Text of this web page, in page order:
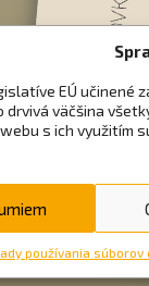
EÚ učinené
drvivá väčšina
s ich využitím
používania súborov